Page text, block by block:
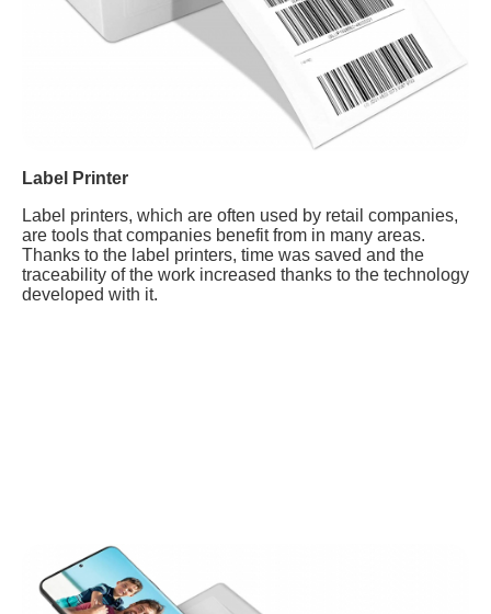
Label Printer
Label printers, which are often used by retail companies,
are tools that companies benefit from in many areas.
Thanks to the label printers, time was saved and the
traceability of the work increased thanks to the technology
developed with it.